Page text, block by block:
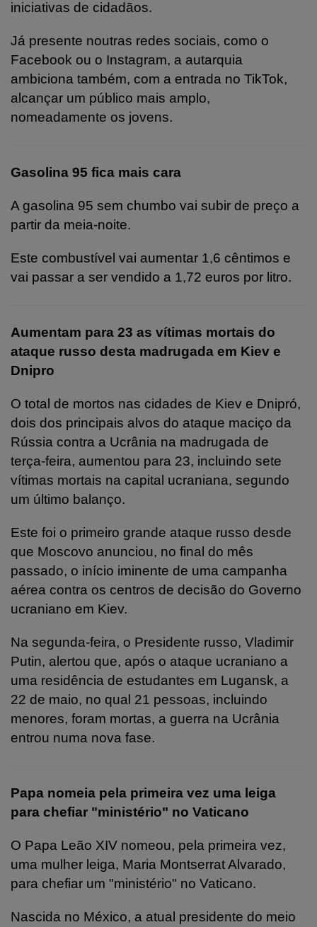
iniciativas de cidadãos.
Já presente noutras redes sociais, como o
Facebook ou o Instagram, a autarquia
ambiciona também, com a entrada no TikTok,
alcançar um público mais amplo,
nomeadamente os jovens.
Gasolina 95 fica mais cara
A gasolina 95 sem chumbo vai subir de preço a
partir da meia-noite.
Este combustível vai aumentar 1,6 cêntimos e
vai passar a ser vendido a 1,72 euros por litro.
Aumentam para 23 as vítimas mortais do
ataque russo desta madrugada em Kiev e
Dnipro
O total de mortos nas cidades de Kiev e Dnipró,
dois dos principais alvos do ataque maciço da
Rússia contra a Ucrânia na madrugada de
terça-feira, aumentou para 23, incluindo sete
vítimas mortais na capital ucraniana, segundo
um último balanço.
Este foi o primeiro grande ataque russo desde
que Moscovo anunciou, no final do mês
passado, o início iminente de uma campanha
aérea contra os centros de decisão do Governo
ucraniano em Kiev.
Na segunda-feira, o Presidente russo, Vladimir
Putin, alertou que, após o ataque ucraniano a
uma residência de estudantes em Lugansk, a
22 de maio, no qual 21 pessoas, incluindo
menores, foram mortas, a guerra na Ucrânia
entrou numa nova fase.
Papa nomeia pela primeira vez uma leiga
para chefiar "ministério" no Vaticano
O Papa Leão XIV nomeou, pela primeira vez,
uma mulher leiga, Maria Montserrat Alvarado,
para chefiar um "ministério" no Vaticano.
Nascida no México, a atual presidente do meio